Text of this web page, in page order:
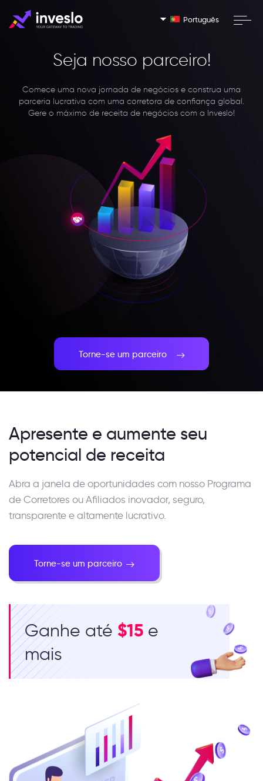
Português
Seja nosso parceiro!
Comece uma nova jornada de negócios e construa uma
parceria lucrativa com uma corretora de confiança global.
Gere o máximo de receita de negócios com a Inveslo!
Torne-se um parceiro
Apresente e aumente seu
potencial de receita
Abra a janela de oportunidades com nosso Programa
de Corretores ou Afiliados inovador, seguro,
transparente e altamente lucrativo.
Torne-se um parceiro
Ganhe até $15 e
mais